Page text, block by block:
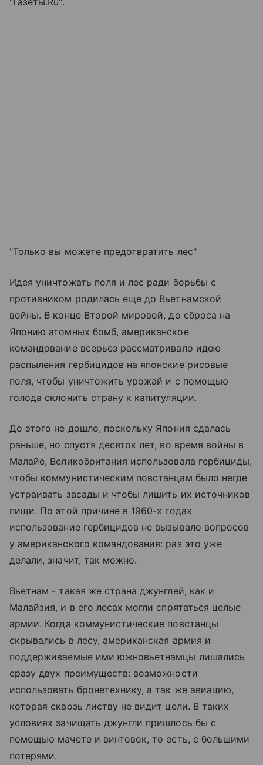
"Только вы можете предотвратить лес"
Идея уничтожать поля и лес ради борьбы с
противником родилась еще до Вьетнамской
войны. В конце Второй мировой, до сброса на
Японию атомных бомб, американское
командование всерьез рассматривало идею
распыления гербицидов на японские рисовые
поля, чтобы уничтожить урожай и с помощью
голода склонить страну к капитуляции.
До этого не дошло, поскольку Япония сдалась
раньше, но спустя десяток лет, во время войны в
Малайе, Великобритания использовала гербициды,
чтобы коммунистическим повстанцам было негде
устраивать засады и чтобы лишить их источников
пищи. По этой причине в 1960-х годах
использование гербицидов не вызывало вопросов
у американского командования: раз это уже
делали, значит, так можно.
Вьетнам - такая же страна джунглей, как и
Малайзия, и в его лесах могли спрятаться целые
армии. Когда коммунистические повстанцы
скрывались в лесу, американская армия и
поддерживаемые ими южновьетнамцы лишались
сразу двух преимуществ: возможности
использовать бронетехнику, а так же авиацию,
которая сквозь листву не видит цели. В таких
условиях зачищать джунгли пришлось бы с
помощью мачете и винтовок, то есть, с большими
потерями.